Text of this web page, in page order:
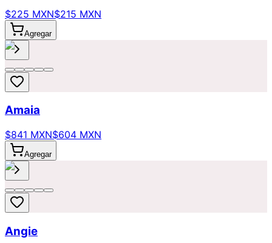
$225 MXN$215 MXN
Agregar
Amaia
$841 MXN$604 MXN
Agregar
Angie